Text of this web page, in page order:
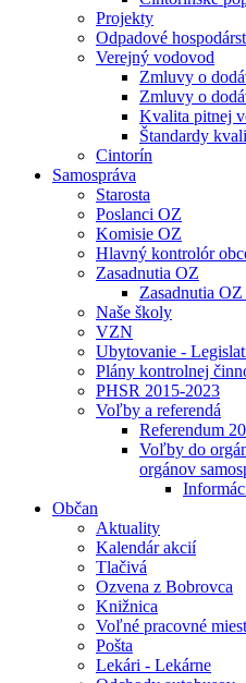
Projekty
Odpadové
Verejný vodovod
Zmluvy o
Zmluvy o
Kvalita pitnej
Štandardy
Cintorín
Samospráva
Starosta
Poslanci OZ
Komisie OZ
Hlavný kontrolór
Zasadnutia OZ
Zasadnutia
Naše školy
VZN
Ubytovanie -
Plány kontrolnej
PHSR 2015-2023
Voľby a referendá
Referendum
Voľby do
orgánov
Občan
Aktuality
Kalendár akcií
Tlačivá
Ozvena z Bobrovca
Knižnica
Voľné pracovné
Pošta
Lekári - Lekárne